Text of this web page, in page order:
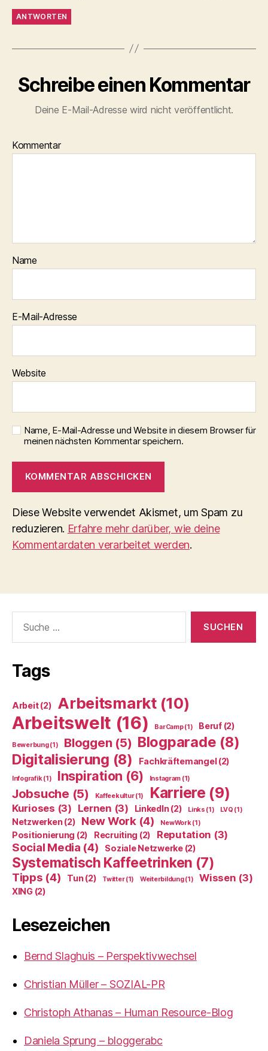
ANTWORTEN
Schreibe einen Kommentar
Deine E-Mail-Adresse wird nicht veröffentlicht.
Kommentar
Name
E-Mail-Adresse
Website
Name, E-Mail-Adresse und Website in diesem Browser für
meinen nächsten Kommentar speichern.
Diese Website verwendet Akismet, um Spam zu
reduzieren. Erfahre mehr darüber, wie deine
Kommentardaten verarbeitet werden.
nach:
Tags
Arbeit(2) Arbeitsmarkt(10)
Arbeitswelt (16) BarCamp(1) Beruf(2)
Bewerbung(1) Bloggen(5) Blogparade (8)
Digitalisierung (8) Fachkräftemangel(2)
Infografik(1) Inspiration (6) Instagram (1)
Jobsuche (5) Kaffeekultur(1) Karriere (9)
Kurioses (3) Lernen (3) LinkedIn(2) Links (1) LVQ (1)
Netzwerken(2) New Work(4) NewWork(1)
Positionierung (2) Recruiting (2) Reputation (3)
Social Media (4) Soziale Netzwerke(2)
Systematisch Kaffeetrinken (7)
Tipps (4) Tun(2) Twitter(1) Weiterbildung(1) Wissen (3)
XING(2)
Lesezeichen
Bernd Slaghuis – Perspektivwechsel
Christian Müller – SOZIAL-PR
Christoph Athanas – Human Resource-Blog
Daniela Sprung – bloggerabc